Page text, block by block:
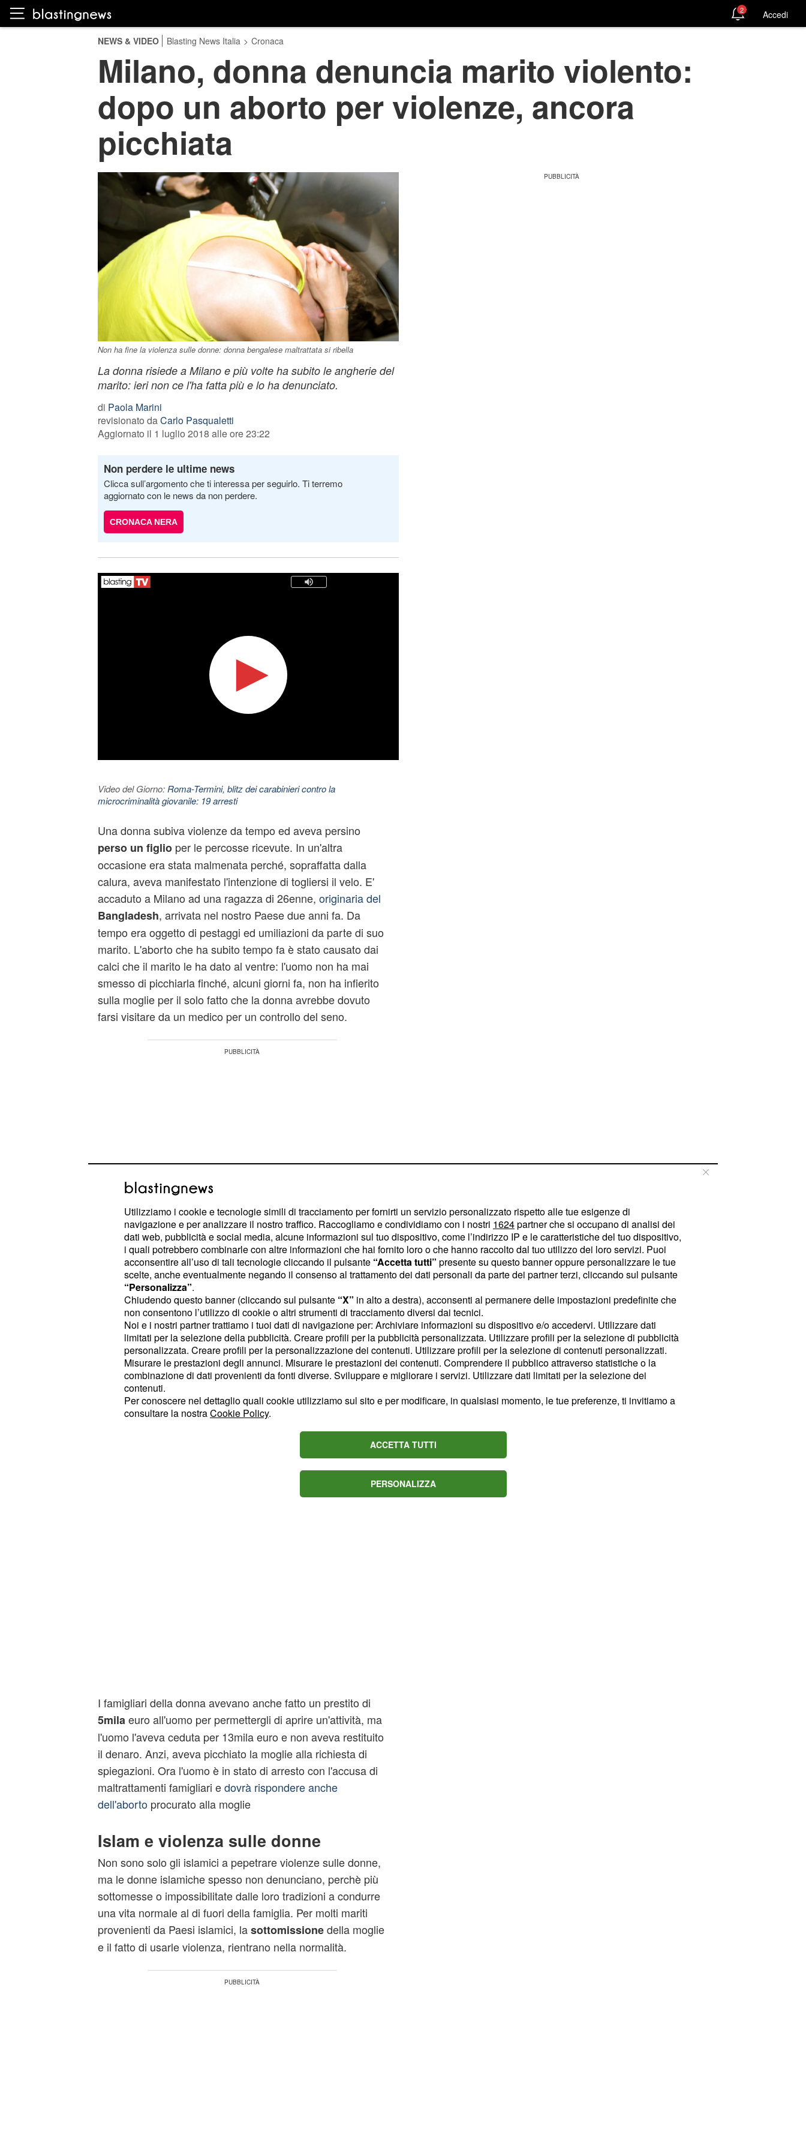
2 Accedi
NEWS & VIDEO Blasting News Italia > Cronaca
Milano, donna denuncia marito violento:
dopo un aborto per violenze, ancora
picchiata
Non ha fine la violenza sulle donne: donna bengalese maltrattata si ribella
La donna risiede a Milano e più volte ha subito le angherie del
marito: ieri non ce l'ha fatta più e lo ha denunciato.
di Paola Marini
revisionato daCarlo Pasqualetti
Aggiornato il 1 luglio 2018 alle ore 23:22
Non perdere le ultime news
Clicca sull’argomento che ti interessa per seguirlo. Ti terremo
aggiornato con le news da non perdere.
CRONACA NERA
Video del Giorno: Roma-Termini, blitz dei carabinieri contro la
microcriminalità giovanile: 19 arresti
Una donna subiva violenze da tempo ed aveva persino
perso un figlioper le percosse ricevute. In un'altra
occasione era stata malmenata perché, sopraffatta dalla
calura, aveva manifestato l'intenzione di togliersi il velo. E'
accaduto a Milano ad una ragazza di 26enne, originaria del
Bangladesh, arrivata nel nostro Paese due anni fa. Da
tempo era oggetto di pestaggi ed umiliazioni da parte di suo
marito. L'aborto che ha subito tempo fa è stato causato dai
calci che il marito le ha dato al ventre: l'uomo non ha mai
smesso di picchiarla finché, alcuni giorni fa, non ha infierito
sulla moglie per il solo fatto che la donna avrebbe dovuto
farsi visitare da un medico per un controllo del seno.
Picchiata nel cortile di casa
L'uomo si è rivoltato contro di lei picchiandola nel cortile di
casa, situata in zona di via Maciachini a Milano, perché
contrario alla visita senologica in programma. Per lui era
inconcepibile che un uomo, seppur un medico, toccasse il
seno alla consorte. La ragazza però ha deciso finalmente di
non subire altre angherie e lo ha denunciato ai carabinieri.
Dopo la denuncia ha raccontato una lunga storia disoprusi
e violenze taciute che durava da anni: l'uomo la picchiava
anche per i più futili motivi e anche per pretesti senza
fondamento. Il marito lavora come lavapiatti in un ristorante
I famigliari della donna avevano anche fatto un prestito di
5mila euro all'uomo per permettergli di aprire un'attività, ma
l'uomo l'aveva ceduta per 13mila euro e non aveva restituito
il denaro. Anzi, aveva picchiato la moglie alla richiesta di
spiegazioni. Ora l'uomo è in stato di arresto con l'accusa di
maltrattamenti famigliari edovrà rispondere anche
dell'aborto procurato alla moglie
Islam e violenza sulle donne
Non sono solo gli islamici a pepetrare violenze sulle donne,
ma le donne islamiche spesso non denunciano, perchè più
sottomesse o impossibilitate dalle loro tradizioni a condurre
una vita normale al di fuori della famiglia. Per molti mariti
provenienti da Paesi islamici, lasottomissionedella moglie
e il fatto di usarle violenza, rientrano nella normalità.
Utilizziamo i cookie e tecnologie simili di tracciamento per fornirti un servizio personalizzato rispetto alle tue esigenze di
navigazione e per analizzare il nostro traffico. Raccogliamo e condividiamo con i nostri 1624partner che si occupano di analisi dei
dati web, pubblicità e social media, alcune informazioni sul tuo dispositivo, come l’indirizzo IP e le caratteristiche del tuo dispositivo,
i quali potrebbero combinarle con altre informazioni che hai fornito loro o che hanno raccolto dal tuo utilizzo dei loro servizi. Puoi
acconsentire all’uso di tali tecnologie cliccando il pulsante “Accetta tutti” presente su questo banner oppure personalizzare le tue
scelte, anche eventualmente negando il consenso al trattamento dei dati personali da parte dei partner terzi, cliccando sul pulsante
“Personalizza”.
Chiudendo questo banner (cliccando sul pulsante “X” in alto a destra), acconsenti al permanere delle impostazioni predefinite che
non consentono l’utilizzo di cookie o altri strumenti di tracciamento diversi dai tecnici.
Noi e i nostri partner trattiamo i tuoi dati di navigazione per: Archiviare informazioni su dispositivo e/o accedervi. Utilizzare dati
limitati per la selezione della pubblicità. Creare profili per la pubblicità personalizzata. Utilizzare profili per la selezione di pubblicità
personalizzata. Creare profili per la personalizzazione dei contenuti. Utilizzare profili per la selezione di contenuti personalizzati.
Misurare le prestazioni degli annunci. Misurare le prestazioni dei contenuti. Comprendere il pubblico attraverso statistiche o la
combinazione di dati provenienti da fonti diverse. Sviluppare e migliorare i servizi. Utilizzare dati limitati per la selezione dei
contenuti.
Per conoscere nel dettaglio quali cookie utilizziamo sul sito e per modificare, in qualsiasi momento, le tue preferenze, ti invitiamo a
consultare la nostraCookie Policy.
ACCETTA TUTTI
PERSONALIZZA